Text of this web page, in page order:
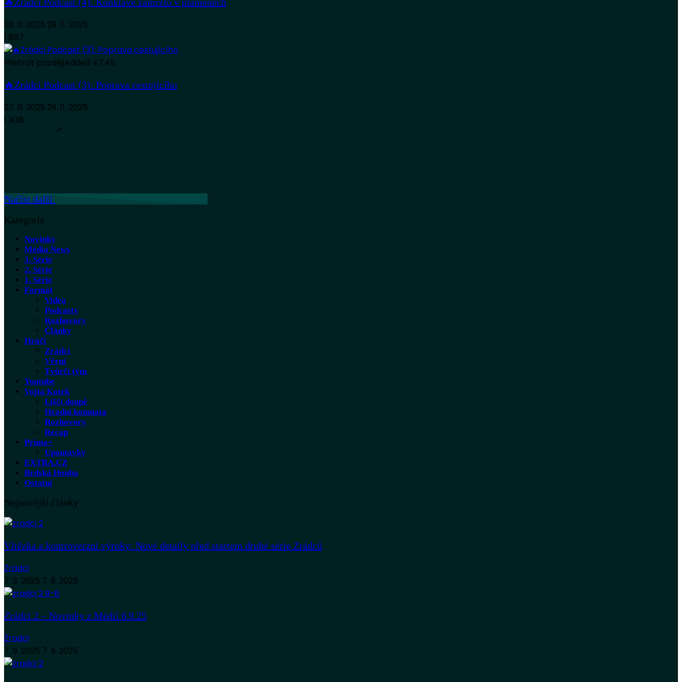
28. 11. 2025 29. 11. 2025
1 867
Přehrát pozdějiAdded 47:45
🔥Zrádci Podcast (3): Poprava cestujícího
27. 11. 2025 29. 11. 2025
1 438
Načíst další
Kategorie
Novinky
Média News
3. Série
2. Série
1. Série
Formát
Videa
Podcasty
Rozhovory
Články
Hráči
Zrádci
Věrní
Tvůrčí tým
Youtube
Vojta Kotek
Liščí doupě
Hradní komnata
Rozhovory
Recap
Prima+
Upoutávky
EXTRA.CZ
Brdská Houba
Ostatní
Nejnovější články
Vítězka a kontroverzní výroky: Nové detaily před startem druhé série Zrádců
Zradci
7. 9. 2025 7. 9. 2025
Zrádci 2 – Novinky z Médií 6.9.25
Zradci
7. 9. 2025 7. 9. 2025